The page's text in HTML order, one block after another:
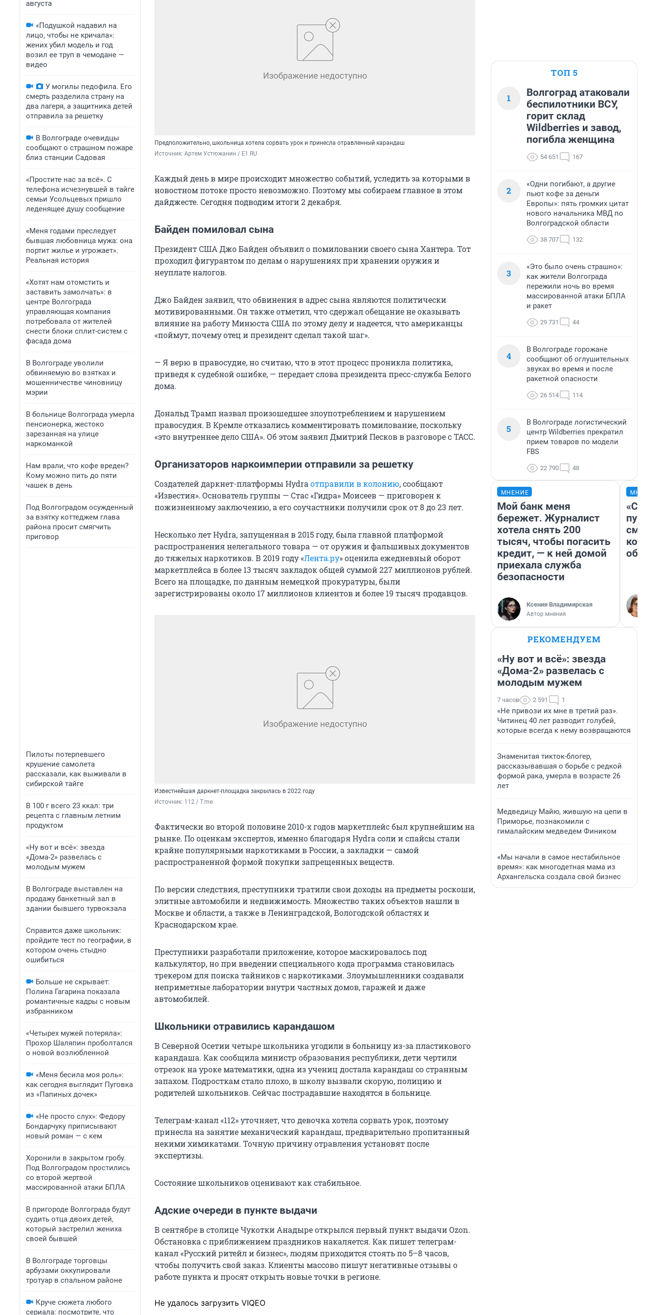
августа
«Подушкой надавил на
лицо, чтобы не кричала»:
жених убил модель и год
возил ее труп в чемодане —
видео
У могилы педофила. Его
смерть разделила страну на
два лагеря, а защитника детей
отправила за решетку
В Волгограде очевидцы
сообщают о страшном пожаре
близ станции Садовая
«Простите нас за всё». С
телефона исчезнувшей в тайге
семьи Усольцевых пришло
леденящее душу сообщение
«Меня годами преследует
бывшая любовница мужа: она
портит жилье и угрожает».
Реальная история
«Хотят нам отомстить и
заставить замолчать»: в
центре Волгограда
управляющая компания
потребовала от жителей
снести блоки сплит-систем с
фасада дома
В Волгограде уволили
обвиняемую во взятках и
мошенничестве чиновницу
мэрии
В больнице Волгограда умерла
пенсионерка, жестоко
зарезанная на улице
наркоманкой
Нам врали, что кофе вреден?
Кому можно пить до пяти
чашек в день
Под Волгоградом осужденный
за взятку коттеджем глава
района просит смягчить
приговор
Пилоты потерпевшего
крушение самолета
рассказали, как выживали в
сибирской тайге
В 100 г всего 23 ккал: три
рецепта с главным летним
продуктом
«Ну вот и всё»: звезда
«Дома-2» развелась с
молодым мужем
В Волгограде выставлен на
продажу банкетный зал в
здании бывшего турвокзала
Справится даже школьник:
пройдите тест по географии, в
котором очень стыдно
ошибиться
Больше не скрывает:
Полина Гагарина показала
романтичные кадры с новым
избранником
«Четырех мужей потеряла»:
Прохор Шаляпин проболтался
о новой возлюбленной
«Меня бесила моя роль»:
как сегодня выглядит Пуговка
из «Папиных дочек»
«Не просто слух»: Федору
Бондарчуку приписывают
новый роман — с кем
Хоронили в закрытом гробу.
Под Волгоградом простились
со второй жертвой
массированной атаки БПЛА
В пригороде Волгограда будут
судить отца двоих детей,
который застрелил жениха
своей бывшей
В Волгограде торговцы
арбузами оккупировали
тротуар в спальном районе
Круче сюжета любого
сериала: посмотрите, что
Предположительно, школьница хотела сорвать урок и принесла отравленный карандаш
Источник: Артем Устюжанин / E1.RU
Каждый день в мире происходит множество событий, уследить за которыми в
новостном потоке просто невозможно. Поэтому мы собираем главное в этом
дайджесте. Сегодня подводим итоги 2 декабря.
Байден помиловал сына
Президент США Джо Байден объявил о помиловании своего сына Хантера. Тот
проходил фигурантом по делам о нарушениях при хранении оружия и
неуплате налогов.
Джо Байден заявил, что обвинения в адрес сына являются политически
мотивированными. Он также отметил, что сдержал обещание не оказывать
влияние на работу Минюста США по этому делу и надеется, что американцы
«поймут, почему отец и президент сделал такой шаг».
— Я верю в правосудие, но считаю, что в этот процесс проникла политика,
приведя к судебной ошибке, — передает слова президента пресс-служба Белого
дома.
Дональд Трамп назвал произошедшее злоупотреблением и нарушением
правосудия. В Кремле отказались комментировать помилование, поскольку
«это внутреннее дело США». Об этом заявил Дмитрий Песков в разговоре с ТАСС.
Организаторов наркоимперии отправили за решетку
Создателей даркнет-платформы Hydra отправили в колонию, сообщают
«Известия». Основатель группы — Стас «Гидра» Моисеев — приговорен к
пожизненному заключению, а его соучастники получили срок от 8 до 23 лет.
Несколько лет Hydra, запущенная в 2015 году, была главной платформой
распространения нелегального товара — от оружия и фальшивых документов
до тяжелых наркотиков. В 2019 году «Лента.ру» оценила ежедневный оборот
маркетплейса в более 13 тысяч закладок общей суммой 227 миллионов рублей.
Всего на площадке, по данным немецкой прокуратуры, были
зарегистрированы около 17 миллионов клиентов и более 19 тысяч продавцов.
Известнейшая даркнет-площадка закрылась в 2022 году
Источник: 112 / T.me
Фактически во второй половине 2010-х годов маркетплейс был крупнейшим на
рынке. По оценкам экспертов, именно благодаря Hydra соли и спайсы стали
крайне популярными наркотиками в России, а закладки — самой
распространенной формой покупки запрещенных веществ.
По версии следствия, преступники тратили свои доходы на предметы роскоши,
элитные автомобили и недвижимость. Множество таких объектов нашли в
Москве и области, а также в Ленинградской, Вологодской областях и
Краснодарском крае.
Преступники разработали приложение, которое маскировалось под
калькулятор, но при введении специального кода программа становилась
трекером для поиска тайников с наркотиками. Злоумышленники создавали
неприметные лаборатории внутри частных домов, гаражей и даже
автомобилей.
Школьники отравились карандашом
В Северной Осетии четыре школьника угодили в больницу из-за пластикового
карандаша. Как сообщила министр образования республики, дети чертили
отрезок на уроке математики, одна из учениц достала карандаш со странным
запахом. Подросткам стало плохо, в школу вызвали скорую, полицию и
родителей школьников. Сейчас пострадавшие находятся в больнице.
Телеграм-канал «112» уточняет, что девочка хотела сорвать урок, поэтому
принесла на занятие механический карандаш, предварительно пропитанный
некими химикатами. Точную причину отравления установят после
экспертизы.
Состояние школьников оценивают как стабильное.
Адские очереди в пункте выдачи
В сентябре в столице Чукотки Анадыре открылся первый пункт выдачи Ozon.
Обстановка с приближением праздников накаляется. Как пишет телеграм-
канал «Русский ритейл и бизнес», людям приходится стоять по 5–8 часов,
чтобы получить свой заказ. Клиенты массово пишут негативные отзывы о
работе пункта и просят открыть новые точки в регионе.
Не удалось загрузить VIQEO
ТОП 5
1
Волгоград атаковали
беспилотники ВСУ,
горит склад
Wildberries и завод,
погибла женщина
54 651 167
2
«Одни погибают, а другие
пьют кофе за деньги
Европы»: пять громких цитат
нового начальника МВД по
Волгоградской области
38 707 132
3
«Это было очень страшно»:
как жители Волгограда
пережили ночь во время
массированной атаки БПЛА
и ракет
29 731 44
4
В Волгограде горожане
сообщают об оглушительных
звуках во время и после
ракетной опасности
26 514 114
5
В Волгограде логистический
центр Wildberries прекратил
прием товаров по модели
FBS
22 790 48
МНЕНИЕ
Мой банк меня
бережет. Журналист
хотела снять 200
тысяч, чтобы погасить
кредит, — к ней домой
приехала служба
безопасности
Ксения Владимирская
Автор мнения
РЕКОМЕНДУЕМ
«Ну вот и всё»: звезда
«Дома-2» развелась с
молодым мужем
7 часов 2 591 1
«Не привози их мне в третий раз».
Читинец 40 лет разводит голубей,
которые всегда к нему возвращаются
Знаменитая тикток-блогер,
рассказывавшая о борьбе с редкой
формой рака, умерла в возрасте 26
лет
Медведицу Майю, жившую на цепи в
Приморье, познакомили с
гималайским медведем Фиником
«Мы начали в самое нестабильное
время»: как многодетная мама из
Архангельска создала свой бизнес